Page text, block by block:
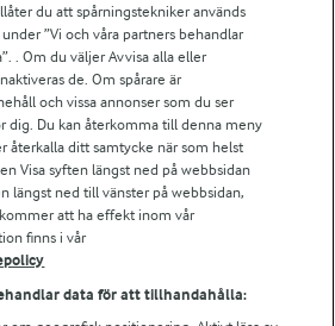
du att spårningstekniker används
”Vi och våra partners behandlar
. Om du väljer Avvisa alla eller
de. Om spårare är
och vissa annonser som du ser
dig. Du kan återkomma till denna meny
återkalla ditt samtycke när som helst
Visa syften längst ned på webbsidan
längst ned till vänster på webbsidan,
att ha effekt inom vår
finns i vår
data för att tillhandahålla: